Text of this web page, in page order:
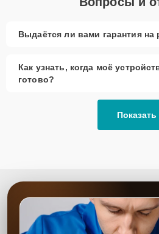
Выдаётся ли вами гарантия на
Как узнать, когда моё
готово?
Показать